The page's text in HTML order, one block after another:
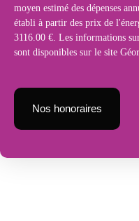
moyen estimé des dépenses
établi à partir des prix de
3116.00 €. Les informations
sont disponibles sur le site
Nos honoraires